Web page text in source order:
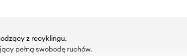
z recyklingu.
pełną swobodę ruchów.